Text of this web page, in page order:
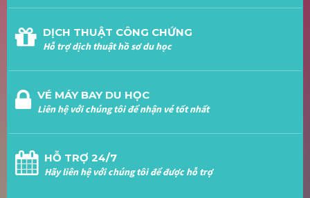
DỊCH THUẬT CÔNG CHỨNG
Hỗ trợ dịch thuật hồ sơ du học
VÉ MÁY BAY DU HỌC
Liên hệ với chúng tôi để nhận vé tốt nhất
HỖ TRỢ 24/7
Hãy liên hệ với chúng tôi để được hỗ trợ